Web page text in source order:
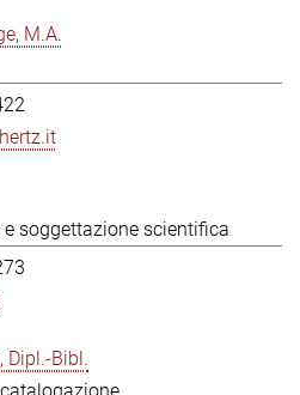
M.A.
soggettazione scientifica
Dipl.-Bibl.